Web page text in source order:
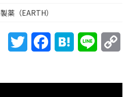
薬（EARTH）
Twitter FacebookHatena Line